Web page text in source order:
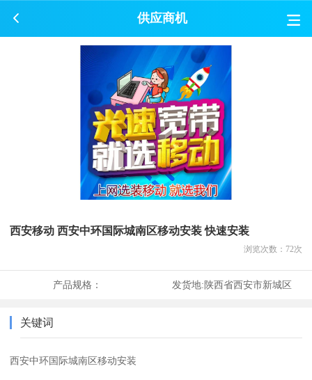
供应商机
西安移动 西安中环国际城南区移动安装 快速安装
浏览次数： 72次
产品规格： 发货地:陕西省西安市新城区
关键词
西安中环国际城南区移动安装